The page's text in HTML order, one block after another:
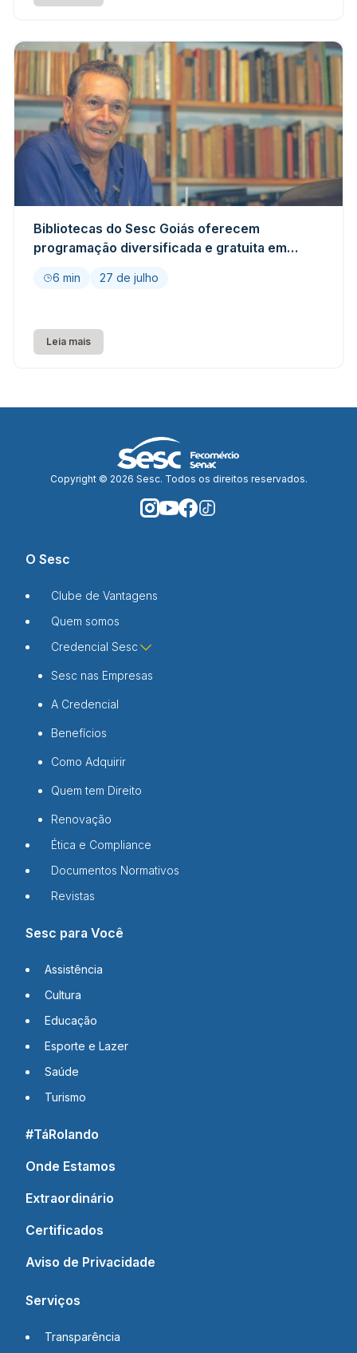
Bibliotecas do Sesc Goiás oferecem
programação diversificada e gratuita em
6 min 27 de julho
Leia mais
Copyright © 2026 Sesc. Todos os direitos reservados.
O Sesc
Clube de Vantagens
Quem somos
Credencial Sesc
Sesc nas Empresas
A Credencial
Benefícios
Como Adquirir
Quem tem Direito
Renovação
Ética e Compliance
Documentos Normativos
Revistas
Sesc para Você
Assistência
Cultura
Educação
Esporte e Lazer
Saúde
Turismo
#TáRolando
Onde Estamos
Extraordinário
Certificados
Aviso de Privacidade
Serviços
Transparência